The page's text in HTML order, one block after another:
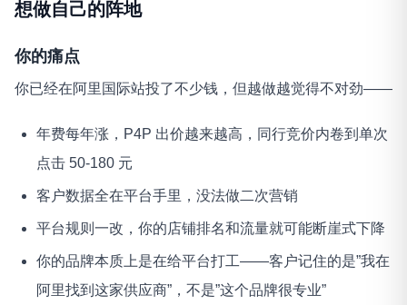
想做自己的阵地
你的痛点
你已经在阿里国际站投了不少钱，但越做越觉得不对劲——
年费每年涨，P4P 出价越来越高，同行竞价内卷到单次
点击 50-180 元
客户数据全在平台手里，没法做二次营销
平台规则一改，你的店铺排名和流量就可能断崖式下降
你的品牌本质上是在给平台打工——客户记住的是”我在
阿里找到这家供应商”，不是”这个品牌很专业”